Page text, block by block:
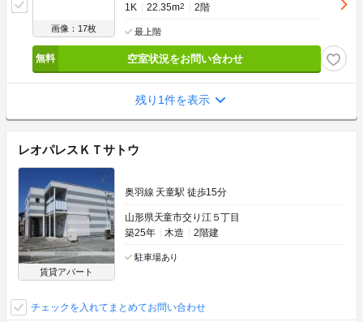
画像：17枚
1K 22.35m2 2階
最上階
空室状況をお問い合わせ
残り1件を表示
レオパレスＫＴサトウ
賃貸アパート
奥羽線 天童駅 徒歩15分
山形県天童市交り江５丁目
築25年
木造 2階建
駐車場あり
チェックを入れてまとめてお問い合わせ